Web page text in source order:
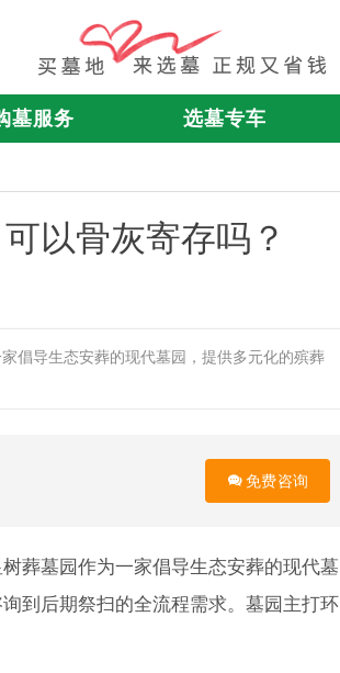
墓服务 选墓专车
以骨灰寄存吗？
倡导生态安葬的现代墓园，提供多元化的殡葬
免费咨询
葬墓园作为一家倡导生态安葬的现代墓
到后期祭扫的全流程需求。墓园主打环